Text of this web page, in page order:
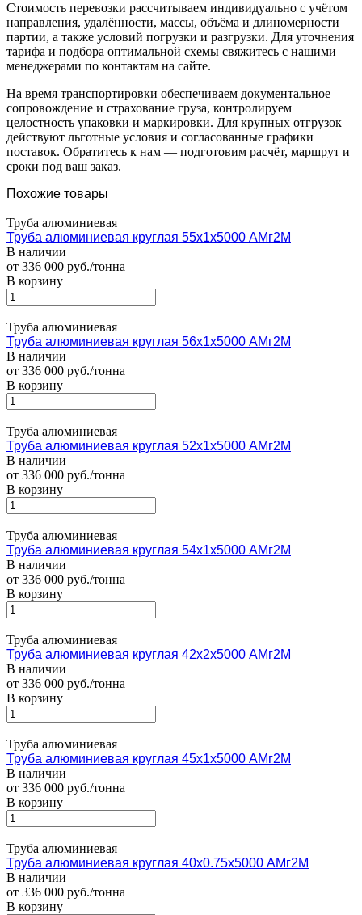
Стоимость перевозки рассчитываем индивидуально с учётом
направления, удалённости, массы, объёма и длиномерности
партии, а также условий погрузки и разгрузки. Для уточнения
тарифа и подбора оптимальной схемы свяжитесь с нашими
менеджерами по контактам на сайте.
На время транспортировки обеспечиваем документальное
сопровождение и страхование груза, контролируем
целостность упаковки и маркировки. Для крупных отгрузок
действуют льготные условия и согласованные графики
поставок. Обратитесь к нам — подготовим расчёт, маршрут и
сроки под ваш заказ.
Похожие товары
Труба алюминиевая
Труба алюминиевая круглая 55х1х5000 АМг2М
В наличии
от 336 000 руб./тонна
В корзину
Труба алюминиевая
Труба алюминиевая круглая 56х1х5000 АМг2М
В наличии
от 336 000 руб./тонна
В корзину
Труба алюминиевая
Труба алюминиевая круглая 52х1х5000 АМг2М
В наличии
от 336 000 руб./тонна
В корзину
Труба алюминиевая
Труба алюминиевая круглая 54х1х5000 АМг2М
В наличии
от 336 000 руб./тонна
В корзину
Труба алюминиевая
Труба алюминиевая круглая 42х2х5000 АМг2М
В наличии
от 336 000 руб./тонна
В корзину
Труба алюминиевая
Труба алюминиевая круглая 45х1х5000 АМг2М
В наличии
от 336 000 руб./тонна
В корзину
Труба алюминиевая
Труба алюминиевая круглая 40х0.75х5000 АМг2М
В наличии
от 336 000 руб./тонна
В корзину